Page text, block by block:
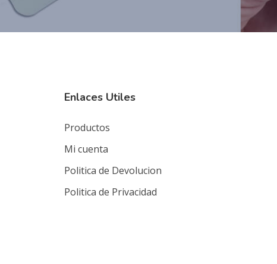
Enlaces Utiles
Productos
Mi cuenta
Politica de Devolucion
Politica de Privacidad